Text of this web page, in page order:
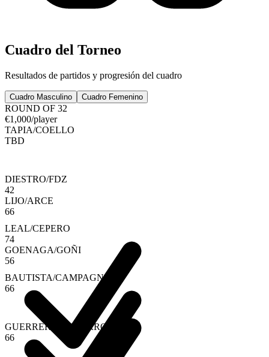
Cuadro del Torneo
Resultados de partidos y progresión del cuadro
Cuadro Masculino Cuadro Femenino
ROUND OF 32
€1,000/player
TAPIA/COELLO
TBD
DIESTRO/FDZ
42
LIJO/ARCE
66
LEAL/CEPERO
74
GOENAGA/GOÑI
56
BAUTISTA/CAMPAGNOLO
66
GUERRERO
NAVARRO
66